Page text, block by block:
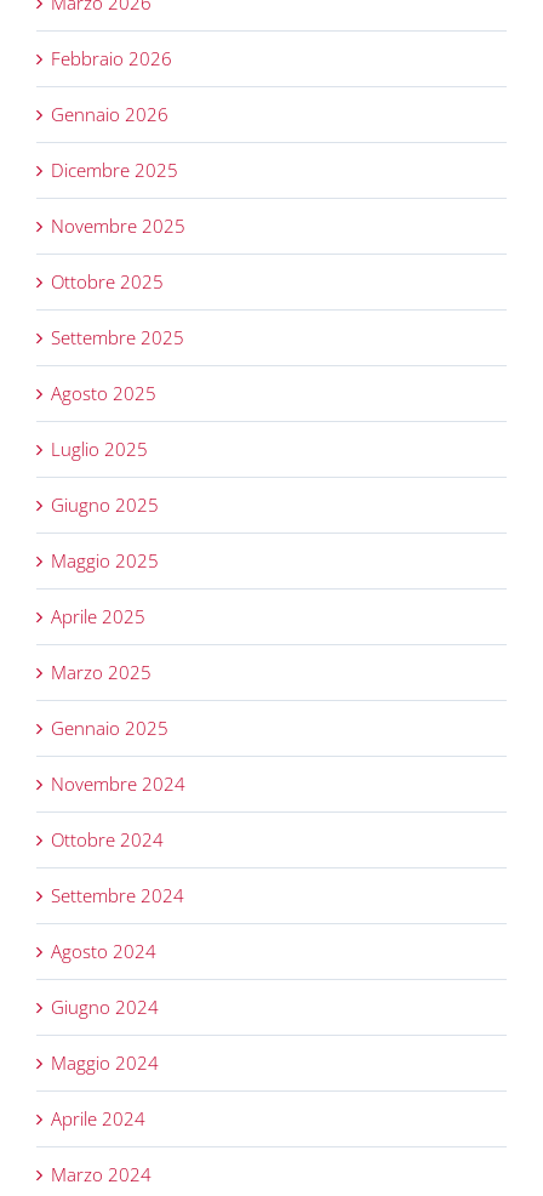
Febbraio 2026
Gennaio 2026
Dicembre 2025
Novembre 2025
Ottobre 2025
Settembre 2025
Agosto 2025
Luglio 2025
Giugno 2025
Maggio 2025
Aprile 2025
Marzo 2025
Gennaio 2025
Novembre 2024
Ottobre 2024
Settembre 2024
Agosto 2024
Giugno 2024
Maggio 2024
Aprile 2024
Marzo 2024